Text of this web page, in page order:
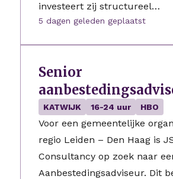
investeert zij structureel…
5 dagen geleden geplaatst
Senior
KATWIJK 16-24 uur HBO
Voor een gemeentelijke
regio Leiden – Den Haag is
Consultancy op zoek naar
Aanbestedingsadviseur. Dit